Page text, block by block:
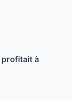
profitait à